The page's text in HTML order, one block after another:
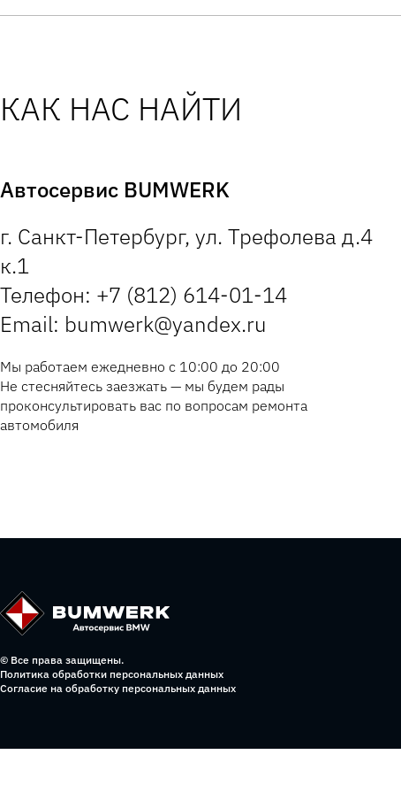
КАК НАС НАЙТИ
Автосервис BUMWERK
г. Санкт-Петербург, ул. Трефолева д.4
к.1
Телефон: +7 (812) 614-01-14
Email: bumwerk@yandex.ru
Мы работаем ежедневно с 10:00 до 20:00
Не стесняйтесь заезжать — мы будем рады
проконсультировать вас по вопросам ремонта
автомобиля
© Все права защищены.
Политика обработки персональных данных
Согласие на обработку персональных данных